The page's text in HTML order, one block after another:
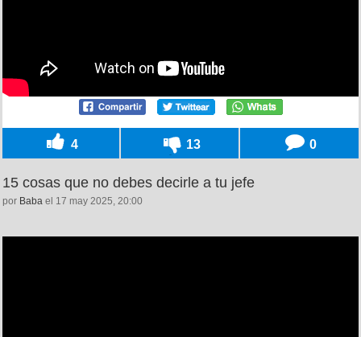
4 13 0
15 cosas que no debes decirle a tu jefe
por Baba el 17 may 2025, 20:00